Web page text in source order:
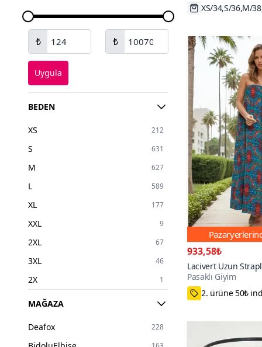
₺ ₺
Uygula
BEDEN
XS 212
S 631
M 627
L 589
XL 177
XXL 9
2XL 67
3XL 46
2X 1
Standart
MAĞAZA
Deafox 228
XS/34,S/36,M/
933,58₺
Lacivert Uzun
Yazlık Elbise
Pasaklı Giyim
75₺ Kupon